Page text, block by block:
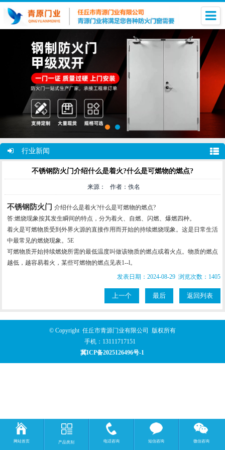
行业新闻
不锈钢防火门介绍什么是着火?什么是可燃物的燃点?
来源： 作者：佚名
不锈钢防火门 介绍什么是着火?什么是可燃物的燃点?
答:燃烧现象按其发生瞬间的特点，分为着火、自燃、闪燃、爆燃四种。
着火是可燃物质受到外界火源的直接作用而开始的持续燃烧现象。这是日常生活
中最常见的燃烧现象。5E
可燃物质开始持续燃烧所需的最低温度叫做该物质的燃点或着火点。物质的燃点
越低，越容易着火，某些可燃物的燃点见表1--l。
发表日期：2024-08-29 浏览次数：1405
上一个 最后 返回列表
© Copyright 任丘市青源门业有限公司 版权所有
手机： 13111717151
冀ICP备2025126496号-1
网站首页 产品类别 电话咨询 短信咨询 微信咨询